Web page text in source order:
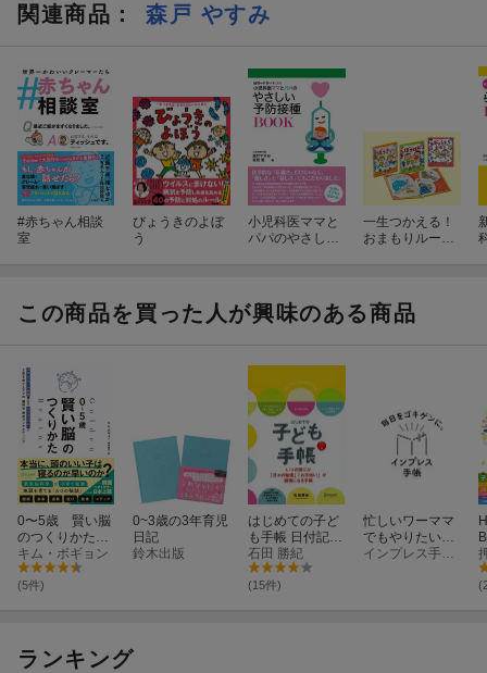
更新日：2025年10月23日
関連商品 ： 森戸 やすみ
#赤ちゃん相談
室
びょうきのよぼ
う
小児科医ママと
パパのやさしい
一生つかえる！
おまもりルール
この商品を買った人が興味のある商品
0〜5歳 賢い脳
のつくりかた
スタンフォード
大学博士でシリ
コンバレーで2
キム・ボギョン
(5件)
0~3歳の3年育児
日記
鈴木出版
はじめての子ど
も手帳 日付記入
式手帳
石田 勝紀
(15件)
忙しいワーママ
でもやりたいこ
とが叶うママの
インプレス手帳編集部
ランキング